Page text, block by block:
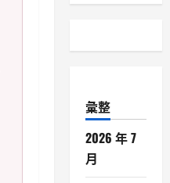
彙整
2026 年 7
月